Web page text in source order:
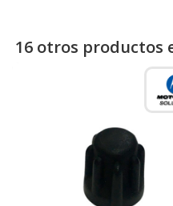
16 otros productos